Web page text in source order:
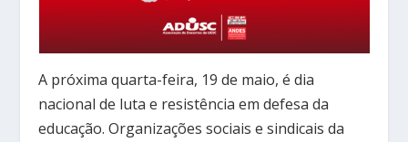
A próxima quarta-feira, 19 de maio, é dia
nacional de luta e resistência em defesa da
educação. Organizações sociais e sindicais da